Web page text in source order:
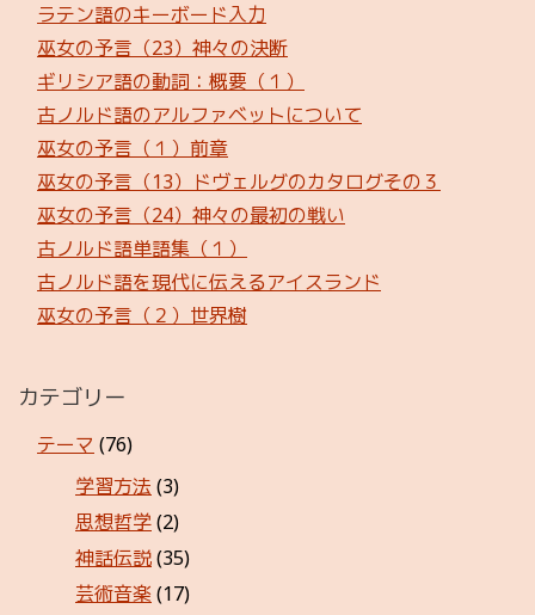
ラテン語のキーボード入力
巫女の予言（23）神々の決断
ギリシア語の動詞：概要（１）
古ノルド語のアルファベットについて
巫女の予言（１）前章
巫女の予言（13）ドヴェルグのカタログその３
巫女の予言（24）神々の最初の戦い
古ノルド語単語集（１）
古ノルド語を現代に伝えるアイスランド
巫女の予言（２）世界樹
カテゴリー
テーマ (76)
学習方法 (3)
思想哲学(2)
神話伝説(35)
芸術音楽 (17)